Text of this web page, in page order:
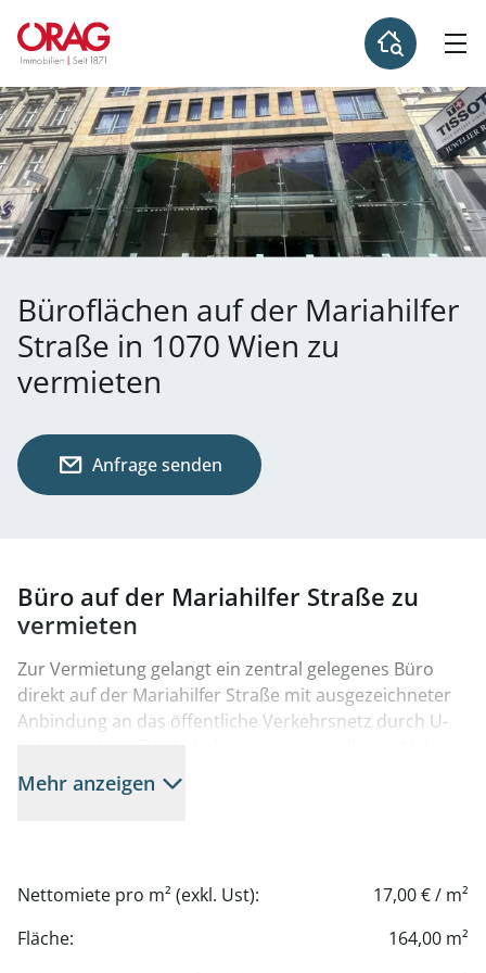
Büroflächen auf der Mariahilfer
Straße in 1070 Wien zu
vermieten
Anfrage senden
Büro auf der Mariahilfer Straße zu
vermieten
Zur Vermietung gelangt ein zentral gelegenes Büro
direkt auf der Mariahilfer Straße mit ausgezeichneter
Anbindung an das öffentliche Verkehrsnetz durch U-
Der Standort auf Wiens längster und bekanntester
Arbeitsalltag gewährleisten.
Mehr anzeigen
Nettomiete pro m² (exkl. Ust):
17,00 € / m²
Fläche:
164,00 m²